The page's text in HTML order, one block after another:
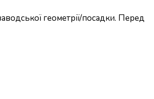
геометрії/посадки. Перед